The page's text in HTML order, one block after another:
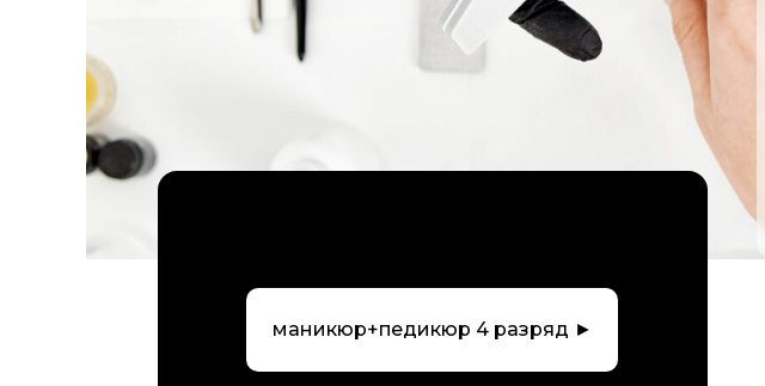
маникюр+педикюр 4 разряд ►